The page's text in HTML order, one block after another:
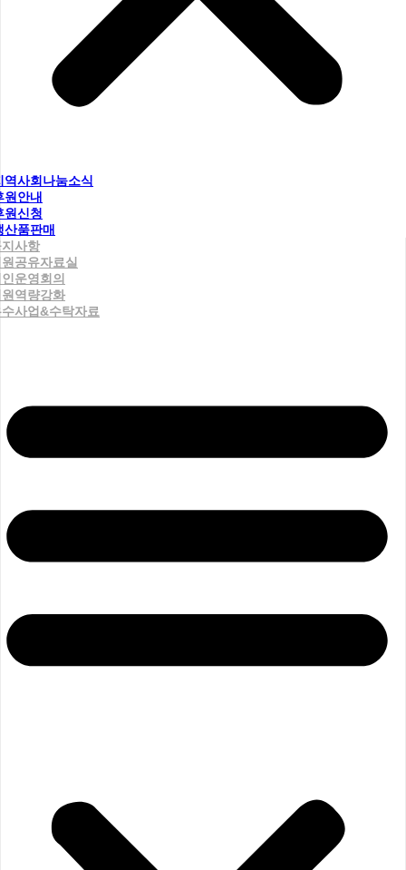
역사회나눔소식
원안내
원신청
산품판매
사항
공유자료실
운영회의
역량강화
사업&수탁자료